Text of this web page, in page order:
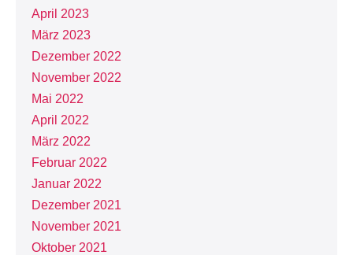
April 2023
März 2023
Dezember 2022
November 2022
Mai 2022
April 2022
März 2022
Februar 2022
Januar 2022
Dezember 2021
November 2021
Oktober 2021